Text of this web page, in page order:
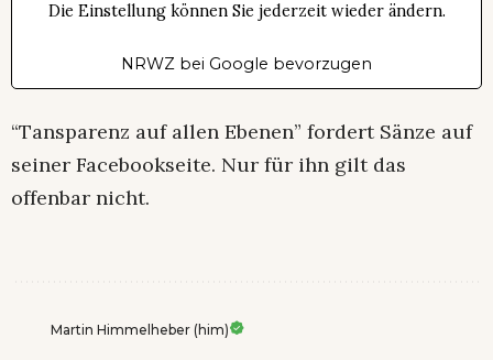
Die Einstellung können Sie jederzeit wieder ändern.
NRWZ bei Google bevorzugen
“Tansparenz auf allen Ebenen” fordert Sänze auf
seiner Facebookseite. Nur für ihn gilt das
offenbar nicht.
Martin Himmelheber (him)